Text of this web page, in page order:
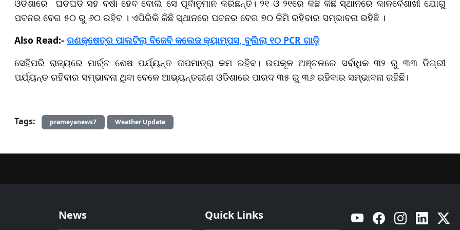
ଓଡିଶାରେ ଘଡଘଡି ସହ ବର୍ଷା ହେବ ବୋଲି ସେ ପୂର୍ବାନୁମାନ କରିଛନ୍ତି। ୨୧ ଓ ୨୧ରେ କିଛି କିଛି ସ୍ଥାନରେ କାଳବୈଶାଖୀ ଯୋଗୁ
ପବନର ବେଗ ୫୦ ରୁ ୬୦ ରହିବ । ଏପିରିକି କିଛି ସ୍ଥାନରେ ପବନର ବେଗ ୭୦ କିମି ରହିବାର ସମ୍ଭାବନା ରହିଛି ।
Also Read:- ରଣକ୍ଷେତ୍ର ପାଲଟିଲା ବିଜେବି କଲେଜ କ୍ୟାମ୍ପସ, ବୁଲିଲା ୧୦ PCR ଗାଡ଼ି
ସେହିପରି ରାଜ୍ୟରେ ମାର୍ଚ୍ଚ ଶେଷ ପର୍ଯ୍ୟନ୍ତ ତାପମାତ୍ରା କମ ରହିବ। ଉପକୂଳ ଅଞ୍ଚଳରେ ସର୍ବାଧିକ ୩୨ ରୁ ୩୩ ଡିଗ୍ରୀ
ପର୍ଯ୍ୟନ୍ତ ରହିବାର ସମ୍ଭାବନା ଥିବା ବେଳେ ଆଭ୍ୟନ୍ତରୀଣ ଓଡିଶାରେ ପାରଦ ୩୫ ରୁ ୩୬ ରହିବାର ସମ୍ଭାବନା ରହିଛି।
Tags: prameyanews7 Weather Update
News Quick Links YouTube Facebook Instagram